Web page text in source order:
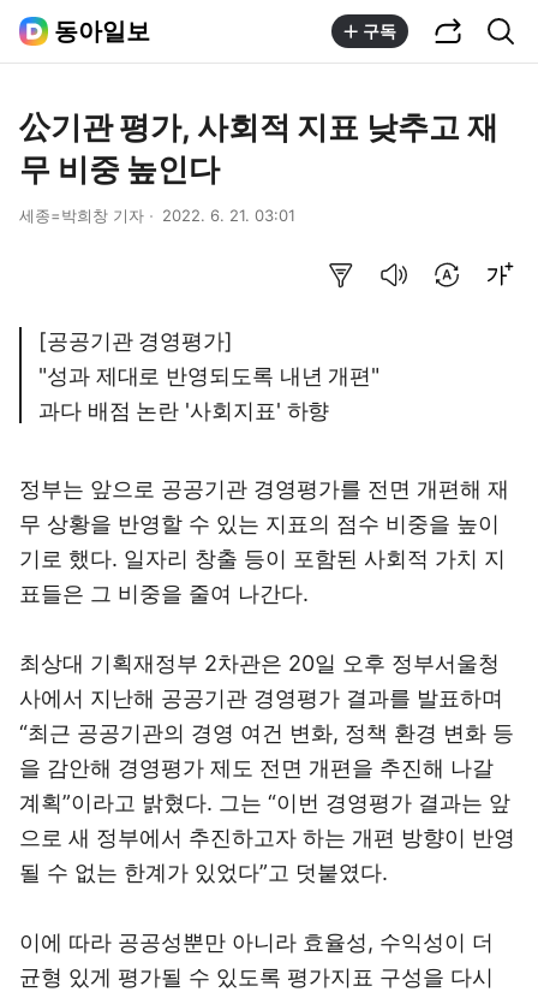
동아일보 구독
公기관 평가, 사회적 지표 낮추고 재
무 비중 높인다
세종=박희창 기자 2022. 6. 21. 03:01
[공공기관 경영평가]
"성과 제대로 반영되도록 내년 개편"
과다 배점 논란 '사회지표' 하향
정부는 앞으로 공공기관 경영평가를 전면 개편해 재
무 상황을 반영할 수 있는 지표의 점수 비중을 높이
기로 했다. 일자리 창출 등이 포함된 사회적 가치 지
표들은 그 비중을 줄여 나간다.
최상대 기획재정부 2차관은 20일 오후 정부서울청
사에서 지난해 공공기관 경영평가 결과를 발표하며
“최근 공공기관의 경영 여건 변화, 정책 환경 변화 등
을 감안해 경영평가 제도 전면 개편을 추진해 나갈
계획”이라고 밝혔다. 그는 “이번 경영평가 결과는 앞
으로 새 정부에서 추진하고자 하는 개편 방향이 반영
될 수 없는 한계가 있었다”고 덧붙였다.
이에 따라 공공성뿐만 아니라 효율성, 수익성이 더
균형 있게 평가될 수 있도록 평가지표 구성을 다시